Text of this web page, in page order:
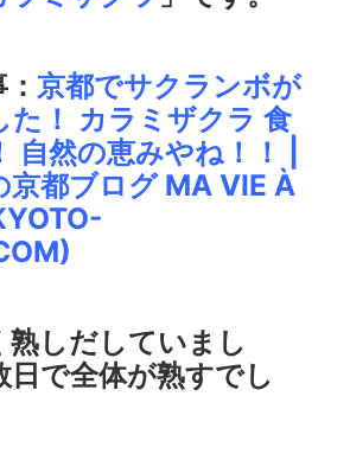
京都でサクランボが
た！ カラミザクラ 食
自然の恵みやね！！ |
京都ブログ MA VIE À
熟しだしていまし
日で全体が熟すでし